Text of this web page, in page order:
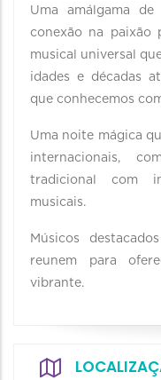
Uma amálgama
conexão na paixão
musical universal
idades e décadas
que conhecemos
Uma noite mágica
internacionais,
tradicional com
musicais.
Músicos
reunem para
vibrante.